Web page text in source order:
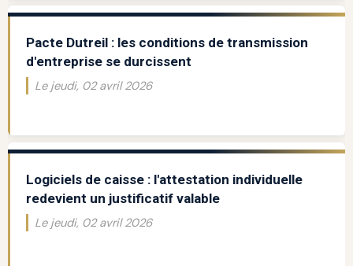
Pacte Dutreil : les conditions de transmission
d'entreprise se durcissent
Le jeudi, 02 avril 2026
Logiciels de caisse : l'attestation individuelle
redevient un justificatif valable
Le jeudi, 02 avril 2026